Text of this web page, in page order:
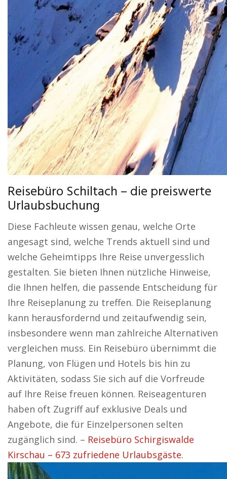
Reisebüro Schiltach – die preiswerte
Urlaubsbuchung
Diese Fachleute wissen genau, welche Orte
angesagt sind, welche Trends aktuell sind und
welche Geheimtipps Ihre Reise unvergesslich
gestalten. Sie bieten Ihnen nützliche Hinweise,
die Ihnen helfen, die passende Entscheidung für
Ihre Reiseplanung zu treffen. Die Reiseplanung
kann herausfordernd und zeitaufwendig sein,
insbesondere wenn man zahlreiche Alternativen
vergleichen muss. Ein Reisebüro übernimmt die
Planung, von Flügen und Hotels bis hin zu
Aktivitäten, sodass Sie sich auf die Vorfreude
auf Ihre Reise freuen können. Reiseagenturen
haben oft Zugriff auf exklusive Deals und
Angebote, die für Einzelpersonen selten
zugänglich sind. – Reisebüro Schirgiswalde
Kirschau – 673 zufriedene Urlaubsgäste.